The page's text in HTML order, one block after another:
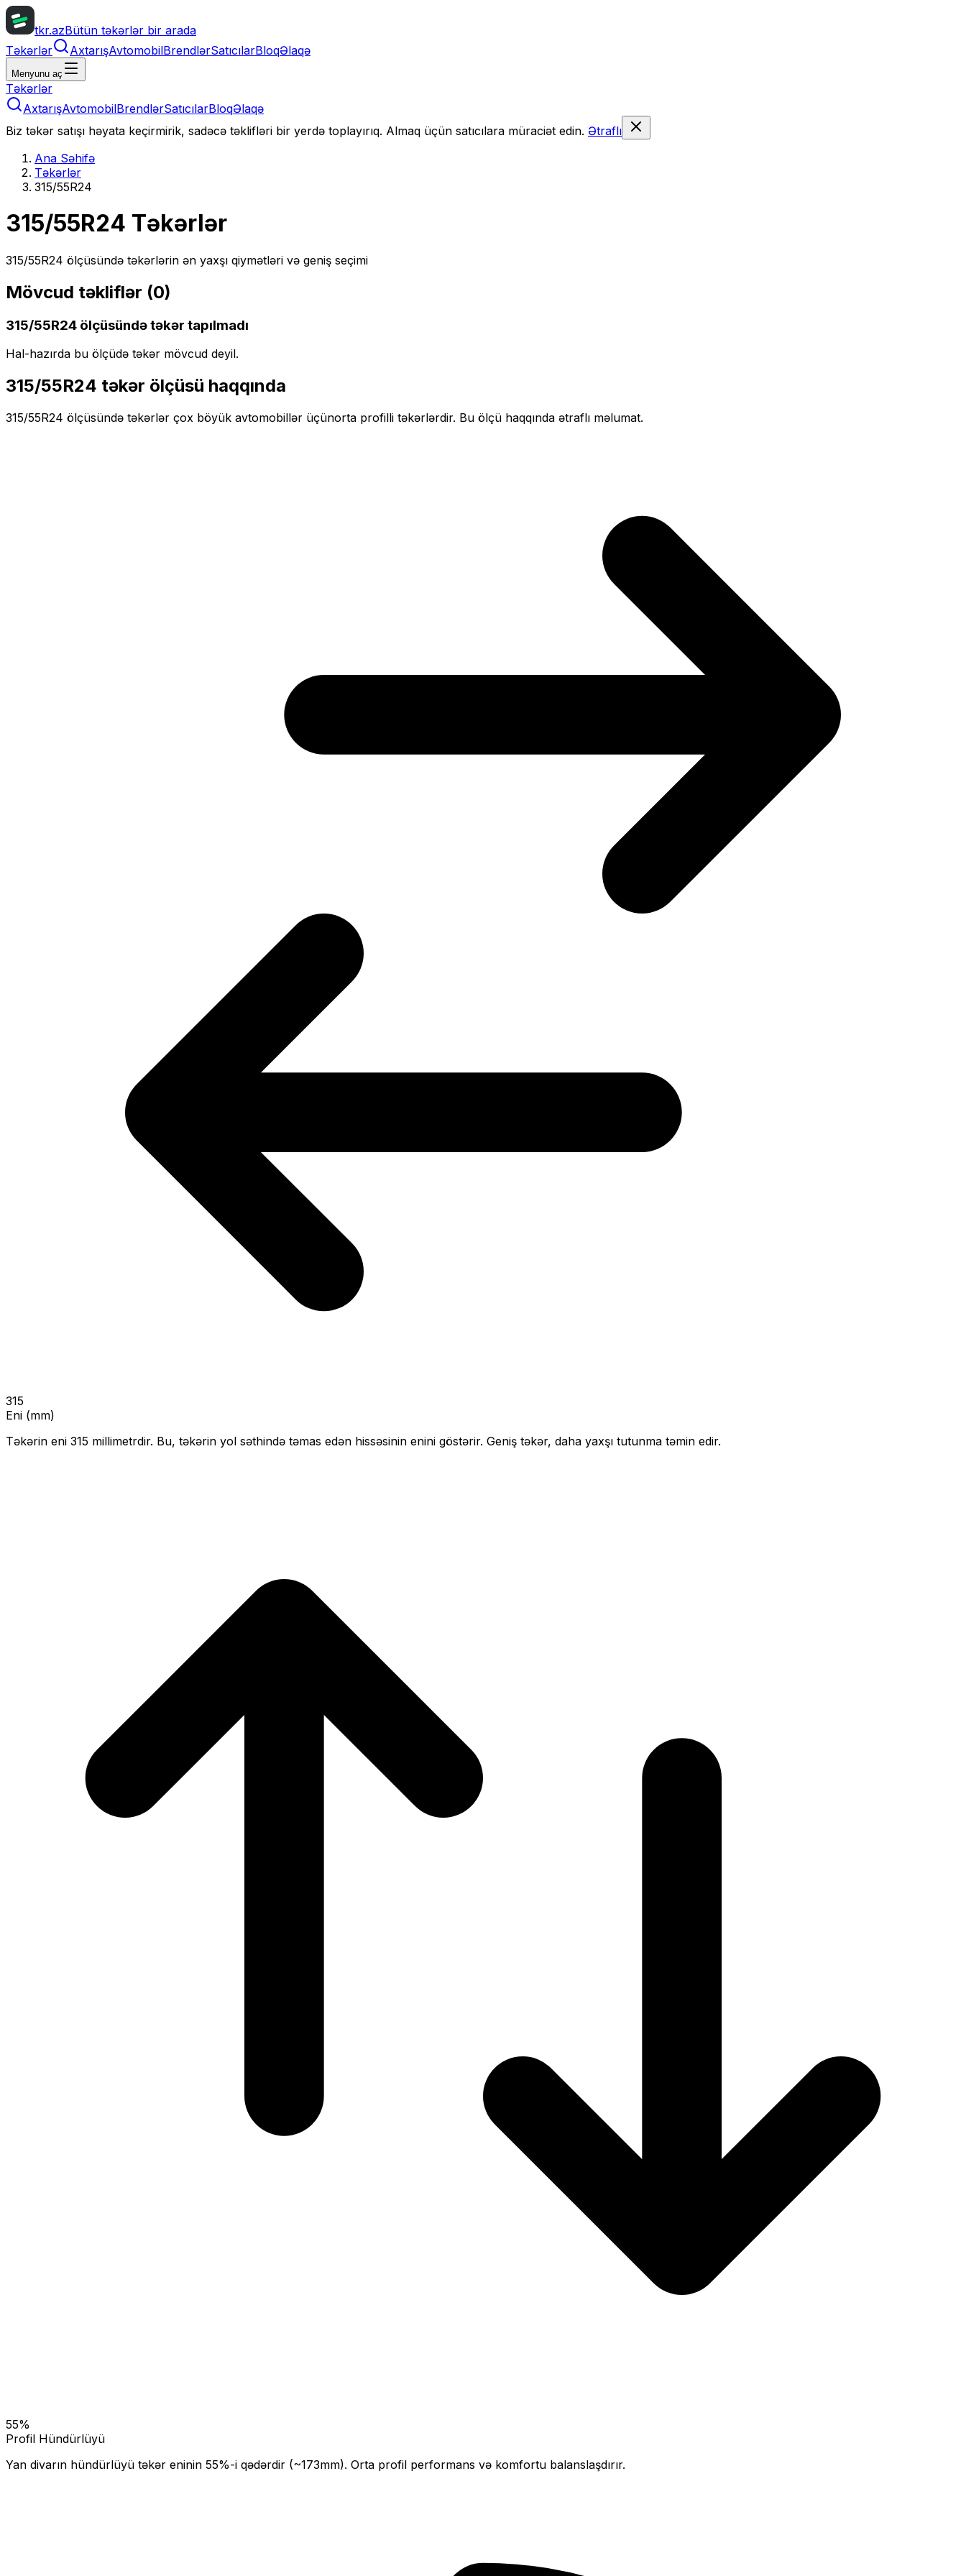
tkr.azBütün təkərlər bir arada
Təkərlər
AxtarışAvtomobilBrendlərSatıcılarBloqƏlaqə
Menyunu aç
Təkərlər
AxtarışAvtomobilBrendlərSatıcılarBloqƏlaqə
Biz təkər satışı həyata keçirmirik, sadəcə təklifləri bir yerdə toplayırıq. Almaq üçün satıcılara müraciət edin. Ətraflı
Ana Səhifə
Təkərlər
315/55R24
315/55R24 Təkərlər
315/55R24 ölçüsündə təkərlərin ən yaxşı qiymətləri və geniş seçimi
Mövcud təkliflər (0)
315/55R24 ölçüsündə təkər tapılmadı
Hal-hazırda bu ölçüdə təkər mövcud deyil.
315/55R24 təkər ölçüsü haqqında
315/55R24 ölçüsündə təkərlər çox böyük avtomobillər üçünorta profilli təkərlərdir. Bu ölçü haqqında ətraflı məlumat.
315
Eni (mm)
Təkərin eni 315 millimetrdir. Bu, təkərin yol səthində təmas edən hissəsinin enini göstərir. Geniş təkər, daha yaxşı tutunma təmin edir.
55%
Profil Hündürlüyü
Yan divarın hündürlüyü təkər eninin 55%-i qədərdir (~173mm). Orta profil performans və komfortu balanslaşdırır.